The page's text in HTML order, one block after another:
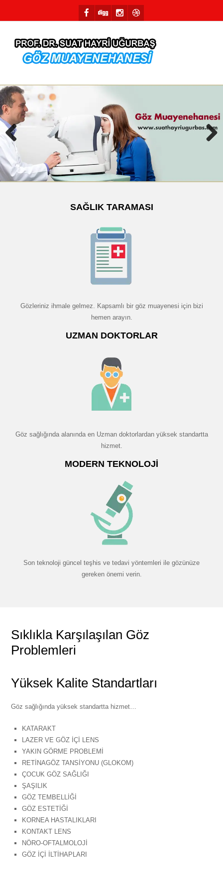
Previous
SAĞLIK TARAMASI
Gözleriniz ihmale gelmez. Kapsamlı bir göz muayenesi için bizi
hemen arayın.
UZMAN DOKTORLAR
Göz sağlığında alanında en Uzman doktorlardan yüksek standartta
hizmet.
MODERN TEKNOLOJI
Son teknoloji güncel teşhis ve tedavi yöntemleri ile gözünüze
gereken önemi verin.
Sıklıkla Karşılaşılan Göz
Problemleri
Yüksek Kalite Standartları
Göz sağlığında yüksek standartta hizmet…
KATARAKT
LAZER VE GÖZ İÇİ LENS
YAKIN GÖRME PROBLEMİ
RETİNAGÖZ TANSİYONU (GLOKOM)
ÇOCUK GÖZ SAĞLIĞI
ŞAŞILIK
GÖZ TEMBELLİĞİ
GÖZ ESTETİĞİ
KORNEA HASTALIKLARI
KONTAKT LENS
NÖRO-OFTALMOLOJİ
GÖZ İÇİ İLTİHAPLARI